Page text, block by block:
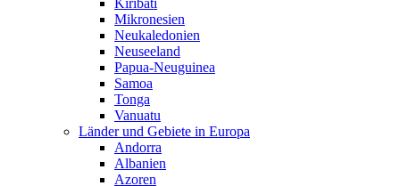
Kiribati
Mikronesien
Neukaledonien
Neuseeland
Papua-Neuguinea
Samoa
Tonga
Vanuatu
Länder und Gebiete in Europa
Andorra
Albanien
Azoren